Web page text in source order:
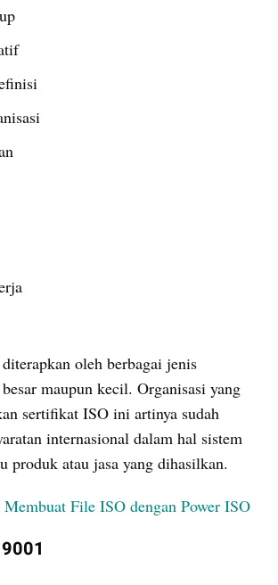
oleh berbagai jenis
maupun kecil. Organisasi yang
sertifikat ISO ini artinya sudah
internasional dalam hal sistem
produk atau jasa yang dihasilkan.
Membuat File ISO dengan Power ISO